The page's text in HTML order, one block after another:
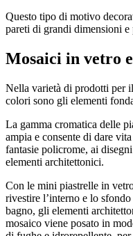
Questo tipo di motivo
pareti di grandi dimensioni
Mosaici in vetro
Nella varietà di prodotti per il
colori sono gli elementi
La gamma cromatica delle
ampia e consente di dare
fantasie policrome, ai
elementi architettonici.
Con le mini piastrelle in
rivestire l’interno e lo
bagno, gli elementi
mosaico viene posato in